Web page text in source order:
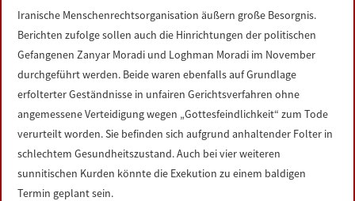
Iranische Menschenrechtsorganisation äußern große Besorgnis.
Berichten zufolge sollen auch die Hinrichtungen der politischen
Gefangenen Zanyar Moradi und Loghman Moradi im November
durchgeführt werden. Beide waren ebenfalls auf Grundlage
erfolterter Geständnisse in unfairen Gerichtsverfahren ohne
angemessene Verteidigung wegen „Gottesfeindlichkeit“ zum Tode
verurteilt worden. Sie befinden sich aufgrund anhaltender Folter in
schlechtem Gesundheitszustand. Auch bei vier weiteren
sunnitischen Kurden könnte die Exekution zu einem baldigen
Termin geplant sein.